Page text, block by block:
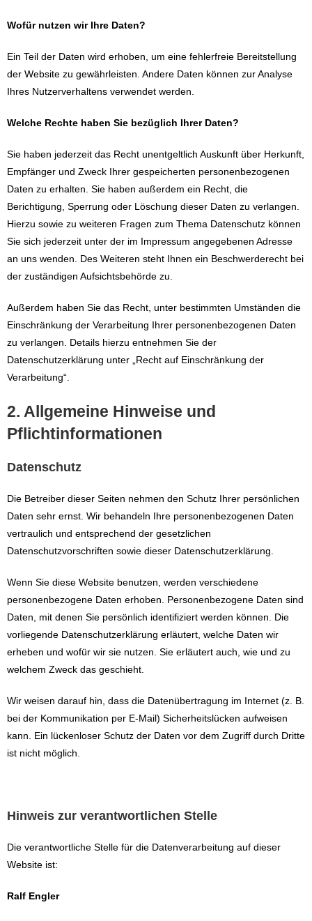
Wofür nutzen wir Ihre Daten?
Ein Teil der Daten wird erhoben, um eine fehlerfreie Bereitstellung
der Website zu gewährleisten. Andere Daten können zur Analyse
Ihres Nutzerverhaltens verwendet werden.
Welche Rechte haben Sie bezüglich Ihrer Daten?
Sie haben jederzeit das Recht unentgeltlich Auskunft über Herkunft,
Empfänger und Zweck Ihrer gespeicherten personenbezogenen
Daten zu erhalten. Sie haben außerdem ein Recht, die
Berichtigung, Sperrung oder Löschung dieser Daten zu verlangen.
Hierzu sowie zu weiteren Fragen zum Thema Datenschutz können
Sie sich jederzeit unter der im Impressum angegebenen Adresse
an uns wenden. Des Weiteren steht Ihnen ein Beschwerderecht bei
der zuständigen Aufsichtsbehörde zu.
Außerdem haben Sie das Recht, unter bestimmten Umständen die
Einschränkung der Verarbeitung Ihrer personenbezogenen Daten
zu verlangen. Details hierzu entnehmen Sie der
Datenschutzerklärung unter „Recht auf Einschränkung der
Verarbeitung“.
2. Allgemeine Hinweise und
Pflichtinformationen
Datenschutz
Die Betreiber dieser Seiten nehmen den Schutz Ihrer persönlichen
Daten sehr ernst. Wir behandeln Ihre personenbezogenen Daten
vertraulich und entsprechend der gesetzlichen
Datenschutzvorschriften sowie dieser Datenschutzerklärung.
Wenn Sie diese Website benutzen, werden verschiedene
personenbezogene Daten erhoben. Personenbezogene Daten sind
Daten, mit denen Sie persönlich identifiziert werden können. Die
vorliegende Datenschutzerklärung erläutert, welche Daten wir
erheben und wofür wir sie nutzen. Sie erläutert auch, wie und zu
welchem Zweck das geschieht.
Wir weisen darauf hin, dass die Datenübertragung im Internet (z. B.
bei der Kommunikation per E-Mail) Sicherheitslücken aufweisen
kann. Ein lückenloser Schutz der Daten vor dem Zugriff durch Dritte
ist nicht möglich.
Hinweis zur verantwortlichen Stelle
Die verantwortliche Stelle für die Datenverarbeitung auf dieser
Website ist:
Ralf Engler